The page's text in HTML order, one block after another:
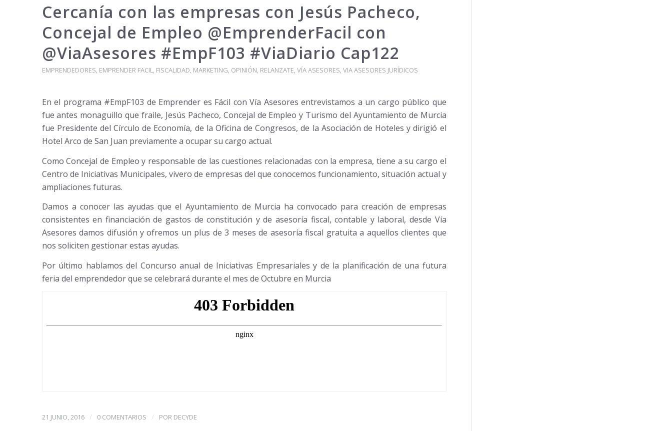
Cercanía con las empresas con Jesús Pacheco,
Concejal de Empleo @EmprenderFacil con
@ViaAsesores #EmpF103 #ViaDiario Cap122
EMPRENDEDORES EMPRENDER FACIL FISCALIDAD MARKETING OPINIÓN RELANZATE VÍA ASESORES VIA ASESORES JURÍDICOS
En el programa #EmpF103 de Emprender es Fácil con Vía Asesores entrevistamos a un cargo público que
fue antes monaguillo que fraile, Jesús Pacheco, Concejal de Empleo y Turismo del Ayuntamiento de Murcia
fue Presidente del Círculo de Economía, de la Oficina de Congresos, de la Asociación de Hoteles y dirigió el
Hotel Arco de San Juan previamente a ocupar su cargo actual.
Como Concejal de Empleo y responsable de las cuestiones relacionadas con la empresa, tiene a su cargo el
Centro de Iniciativas Municipales, vivero de empresas del que conocemos funcionamiento, situación actual y
ampliaciones futuras.
Damos a conocer las ayudas que el Ayuntamiento de Murcia ha convocado para creación de empresas
consistentes en financiación de gastos de constitución y de asesoría fiscal, contable y laboral, desde Vía
Asesores damos difusión y ofremos un plus de 3 meses de asesoría fiscal gratuita a aquellos clientes que
nos soliciten gestionar estas ayudas.
Por último hablamos del Concurso anual de Iniciativas Empresariales y de la planificación de una futura
feria del emprendedor que se celebrará durante el mes de Octubre en Murcia
21 JUNIO, 2016 / 0 COMENTARIOS / POR DECYDE